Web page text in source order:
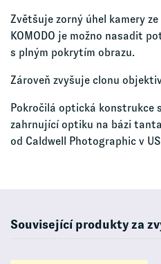
Zvětšuje zorný úhel kamery ze
KOMODO je možno nasadit
s plným pokrytím obrazu.
Zároveň zvyšuje clonu
Pokročilá optická konstrukce
zahrnující optiku na bázi
od Caldwell Photographic v
Související produkty za